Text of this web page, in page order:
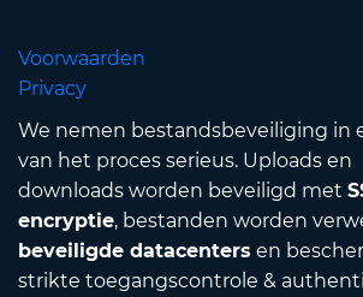
Voorwaarden
Privacy
We nemen bestandsbeveiliging in
van het proces serieus. Uploads en
downloads worden beveiligd met
encryptie, bestanden worden
beveiligde datacenters en
strikte toegangscontrole &